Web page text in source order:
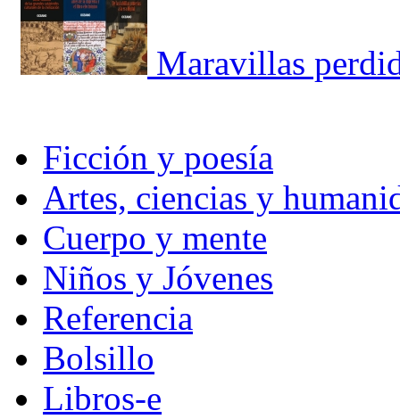
Maravillas
Ficción y poesía
Artes, ciencias y
Cuerpo y mente
Niños y Jóvenes
Referencia
Bolsillo
Libros-e